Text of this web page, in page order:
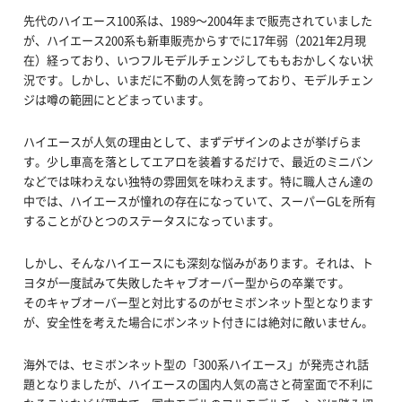
先代のハイエース100系は、1989～2004年まで販売されていました
が、ハイエース200系も新車販売からすでに17年弱（2021年2月現
在）経っており、いつフルモデルチェンジしてももおかしくない状
況です。しかし、いまだに不動の人気を誇っており、モデルチェン
ジは噂の範囲にとどまっています。
ハイエースが人気の理由として、まずデザインのよさが挙げらま
す。少し車高を落としてエアロを装着するだけで、最近のミニバン
などでは味わえない独特の雰囲気を味わえます。特に職人さん達の
中では、ハイエースが憧れの存在になっていて、スーパーGLを所有
することがひとつのステータスになっています。
しかし、そんなハイエースにも深刻な悩みがあります。それは、ト
ヨタが一度試みて失敗したキャブオーバー型からの卒業です。
そのキャブオーバー型と対比するのがセミボンネット型となります
が、安全性を考えた場合にボンネット付きには絶対に敵いません。
海外では、セミボンネット型の「300系ハイエース」が発売され話
題となりましたが、ハイエースの国内人気の高さと荷室面で不利に